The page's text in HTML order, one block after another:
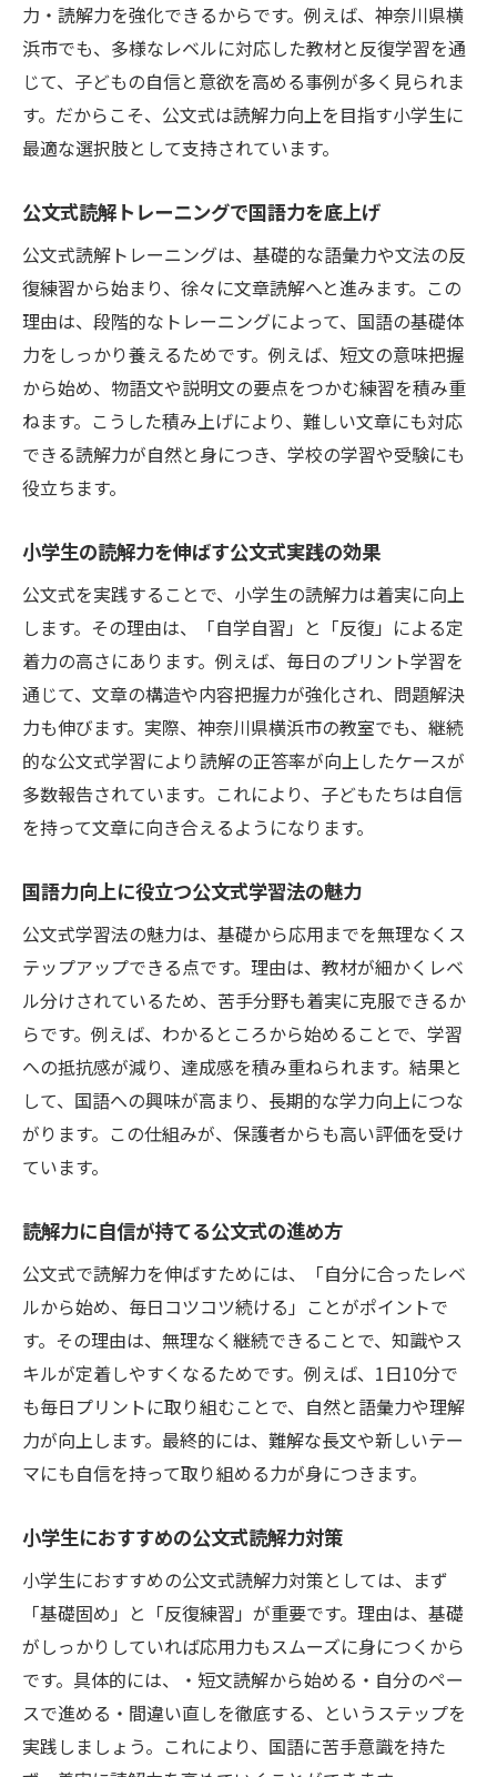
力・読解力を強化できるからです。例えば、神奈川県横
浜市でも、多様なレベルに対応した教材と反復学習を通
じて、子どもの自信と意欲を高める事例が多く見られま
す。だからこそ、公文式は読解力向上を目指す小学生に
最適な選択肢として支持されています。
公文式読解トレーニングで国語力を底上げ
公文式読解トレーニングは、基礎的な語彙力や文法の反
復練習から始まり、徐々に文章読解へと進みます。この
理由は、段階的なトレーニングによって、国語の基礎体
力をしっかり養えるためです。例えば、短文の意味把握
から始め、物語文や説明文の要点をつかむ練習を積み重
ねます。こうした積み上げにより、難しい文章にも対応
できる読解力が自然と身につき、学校の学習や受験にも
役立ちます。
小学生の読解力を伸ばす公文式実践の効果
公文式を実践することで、小学生の読解力は着実に向上
します。その理由は、「自学自習」と「反復」による定
着力の高さにあります。例えば、毎日のプリント学習を
通じて、文章の構造や内容把握力が強化され、問題解決
力も伸びます。実際、神奈川県横浜市の教室でも、継続
的な公文式学習により読解の正答率が向上したケースが
多数報告されています。これにより、子どもたちは自信
を持って文章に向き合えるようになります。
国語力向上に役立つ公文式学習法の魅力
公文式学習法の魅力は、基礎から応用までを無理なくス
テップアップできる点です。理由は、教材が細かくレベ
ル分けされているため、苦手分野も着実に克服できるか
らです。例えば、わかるところから始めることで、学習
への抵抗感が減り、達成感を積み重ねられます。結果と
して、国語への興味が高まり、長期的な学力向上につな
がります。この仕組みが、保護者からも高い評価を受け
ています。
読解力に自信が持てる公文式の進め方
公文式で読解力を伸ばすためには、「自分に合ったレベ
ルから始め、毎日コツコツ続ける」ことがポイントで
す。その理由は、無理なく継続できることで、知識やス
キルが定着しやすくなるためです。例えば、1日10分で
も毎日プリントに取り組むことで、自然と語彙力や理解
力が向上します。最終的には、難解な長文や新しいテー
マにも自信を持って取り組める力が身につきます。
小学生におすすめの公文式読解力対策
小学生におすすめの公文式読解力対策としては、まず
「基礎固め」と「反復練習」が重要です。理由は、基礎
がしっかりしていれば応用力もスムーズに身につくから
です。具体的には、・短文読解から始める・自分のペー
スで進める・間違い直しを徹底する、というステップを
実践しましょう。これにより、国語に苦手意識を持た